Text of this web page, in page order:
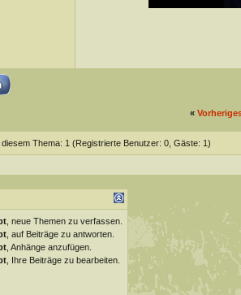
«
Thema: 1 (Registrierte Benutzer: 0, Gäste: 1)
, neue Themen zu verfassen.
, auf Beiträge zu antworten.
, Anhänge anzufügen.
, Ihre Beiträge zu bearbeiten.